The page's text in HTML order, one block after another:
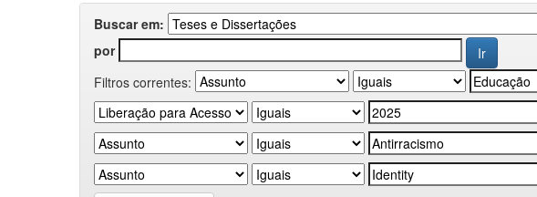
Buscar em:
por
Filtros correntes: